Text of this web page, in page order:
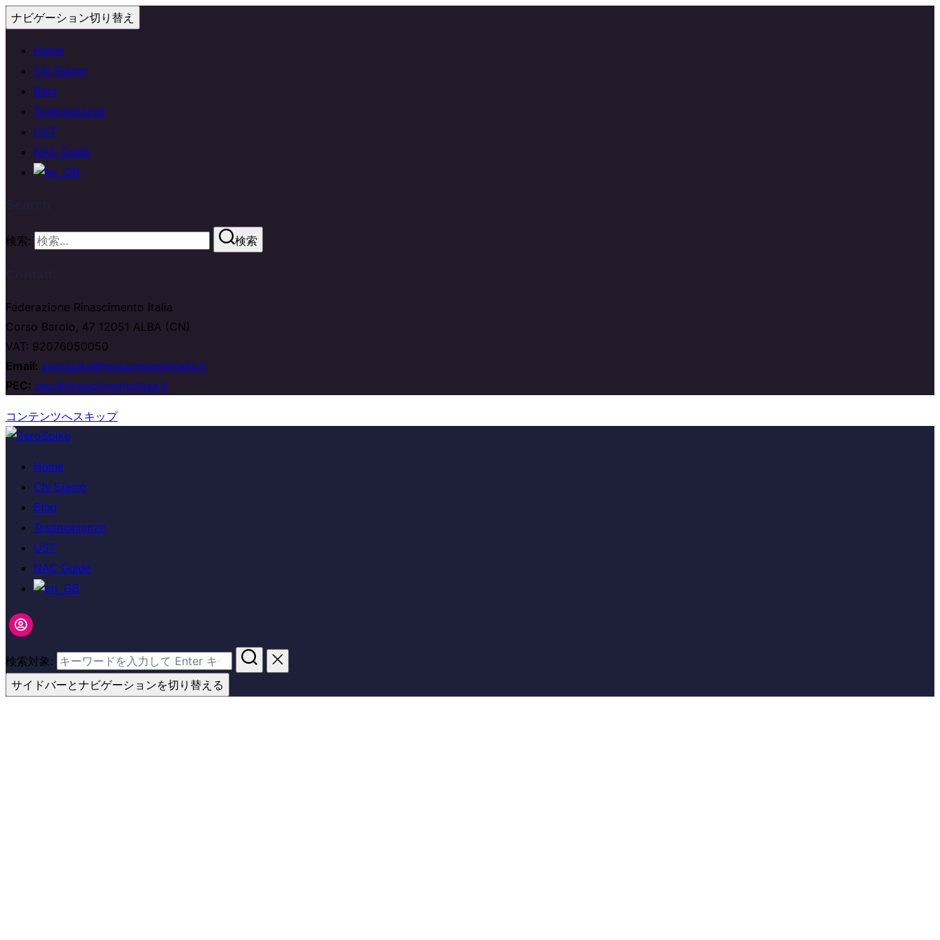
ナビゲーション切り替え
Home
Chi Siamo
Blog
Testimonianze
UST
NAC Guide
検索: 検索
Federazione Rinascimento Italia
Corso Barolo, 47 12051 ALBA (CN)
VAT: 92076050050
Email: zerospike@rinascimentoitalia.it
PEC: pec@rinascimentoitalia.it
コンテンツへスキップ
Home
Chi Siamo
Blog
Testimonianze
UST
NAC Guide
検索対象:
サイドバーとナビゲーションを切り替える